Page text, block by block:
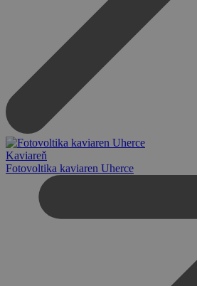
Kaviareň
Fotovoltika kaviaren Uherce